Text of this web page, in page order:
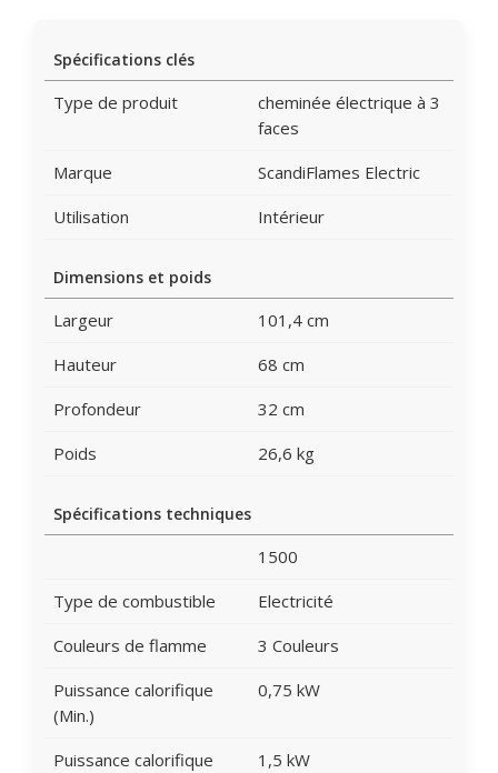
Spécifications clés
Type de produit
cheminée électrique à 3
faces
Marque
ScandiFlames Electric
Utilisation
Intérieur
Dimensions et poids
Largeur
101,4 cm
Hauteur
68 cm
Profondeur
32 cm
Poids
26,6 kg
Spécifications techniques
1500
Type de combustible
Electricité
Couleurs de flamme
3 Couleurs
Puissance calorifique
(Min.)
0,75 kW
Puissance calorifique
1,5 kW